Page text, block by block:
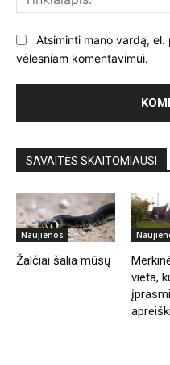
Atsiminti mano vardą,
vėlesniam komentavimui.
SAVAITĖS SKAITOMIAUSI
Naujienos
Žalčiai šalia mūsų
vieta,